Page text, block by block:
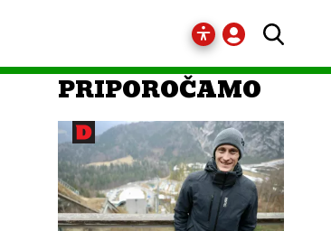
PRIPOROČAMO